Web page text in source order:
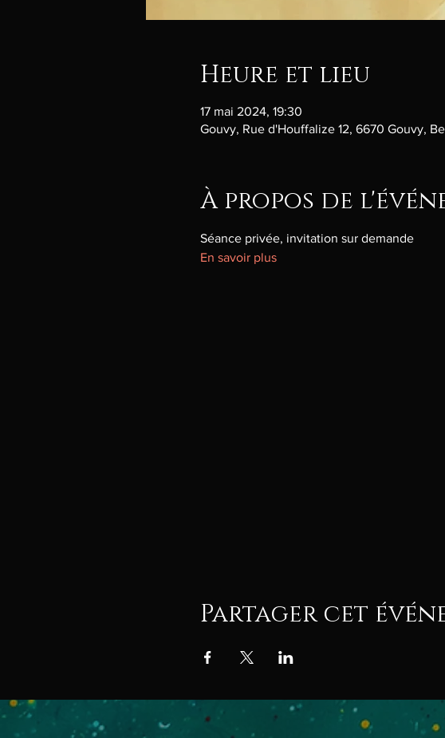
Heure et lieu
17 mai 2024, 19:30
Gouvy, Rue d'Houffalize 12, 6670 Gouvy,
À propos de
Séance privée, invitation sur demande
En savoir plus
Partager cet